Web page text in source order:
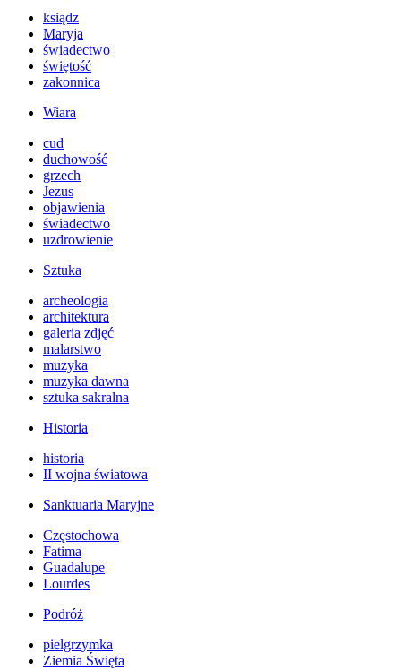
ksiądz
Maryja
świadectwo
świętość
zakonnica
Wiara
cud
duchowość
grzech
Jezus
objawienia
świadectwo
uzdrowienie
Sztuka
archeologia
architektura
galeria zdjęć
malarstwo
muzyka
muzyka dawna
sztuka sakralna
Historia
historia
II wojna światowa
Sanktuaria Maryjne
Częstochowa
Fatima
Guadalupe
Lourdes
Podróż
pielgrzymka
Ziemia Święta